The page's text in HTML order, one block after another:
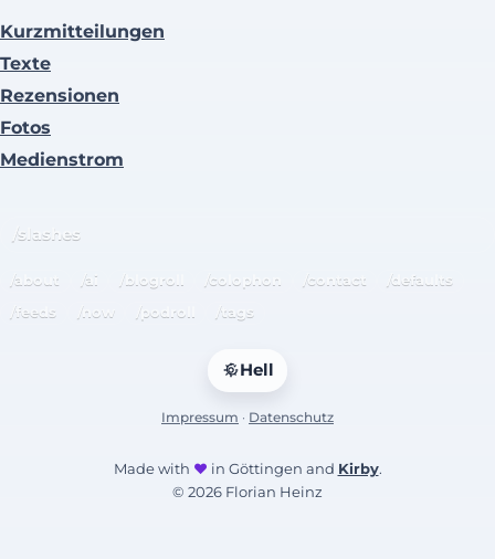
Kurzmitteilungen
Texte
Rezensionen
Fotos
Medienstrom
/slashes
/about /ai /blogroll /colophon /contact
/defaults
/feeds
/now /podroll /tags
Hell
Impressum · Datenschutz
Made with ♥ in Göttingen and Kirby.
© 2026 Florian Heinz